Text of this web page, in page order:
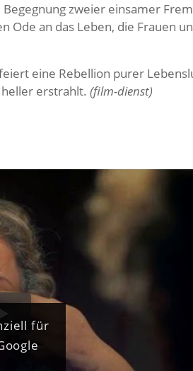
zweier einsamer
Ode an das Leben, die Frauen
eine Rebellion purer
erstrahlt. (film-dienst)
für